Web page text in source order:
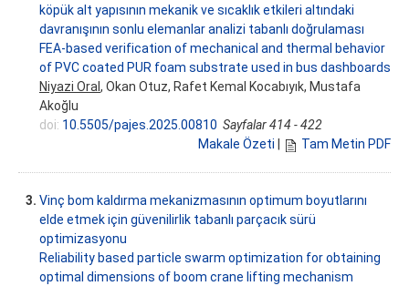
köpük alt yapısının mekanik ve sıcaklık etkileri altındaki
davranışının sonlu elemanlar analizi tabanlı doğrulaması
FEA-based verification of mechanical and thermal behavior
of PVC coated PUR foam substrate used in bus dashboards
Niyazi Oral, Okan Otuz, Rafet Kemal Kocabıyık, Mustafa
Akoğlu
doi: 10.5505/pajes.2025.00810 Sayfalar 414 - 422
Makale Özeti
Tam Metin PDF
3. Vinç bom kaldırma mekanizmasının optimum boyutlarını
elde etmek için güvenilirlik tabanlı parçacık sürü
optimizasyonu
Reliability based particle swarm optimization for obtaining
optimal dimensions of boom crane lifting mechanism